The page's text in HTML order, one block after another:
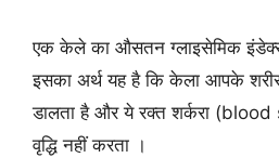
एक केले का औसतन ग्लाइसेमिक
इसका अर्थ यह है कि केला आपके
डालता है और ये रक्त शर्करा
वृद्धि नहीं करता ।